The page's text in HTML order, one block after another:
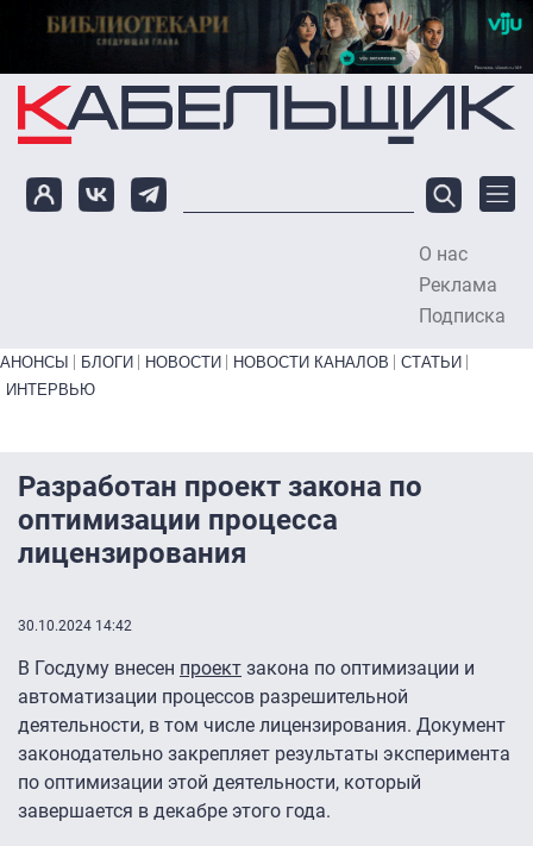
Перейти к основному содержанию
О нас
Реклама
Подписка
Primary links bottom
АНОНСЫ БЛОГИ НОВОСТИ НОВОСТИ КАНАЛОВ
СТАТЬИ
ИНТЕРВЬЮ
Разработан проект закона по
оптимизации процесса
лицензирования
30.10.2024 14:42
В Госдуму внесен проект закона по оптимизации и
автоматизации процессов разрешительной
деятельности, в том числе лицензирования. Документ
законодательно закрепляет результаты эксперимента
по оптимизации этой деятельности, который
завершается в декабре этого года.